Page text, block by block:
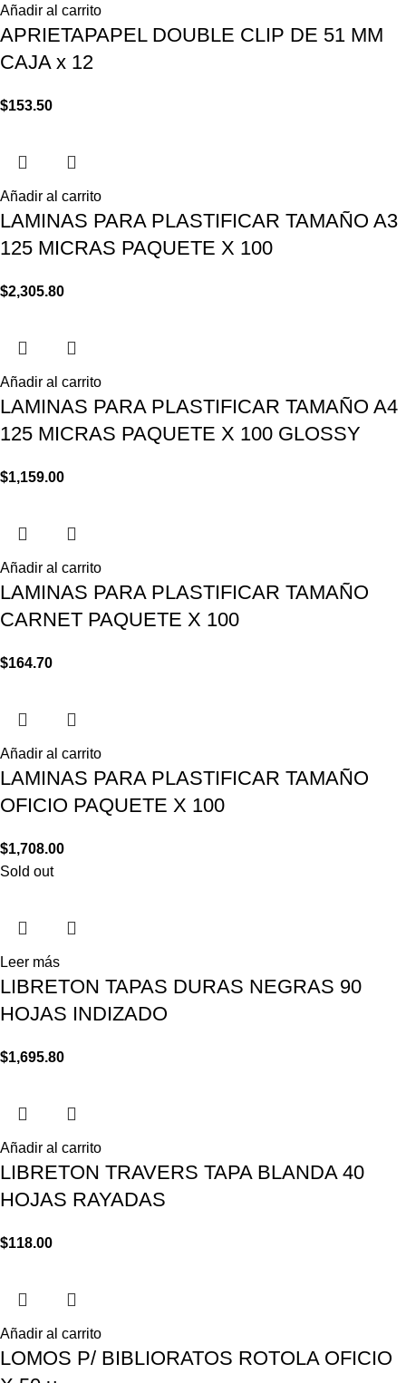
Añadir al carrito
APRIETAPAPEL DOUBLE CLIP DE 51 MM
CAJA x 12
$153.50
Añadir al carrito
LAMINAS PARA PLASTIFICAR TAMAÑO A3
125 MICRAS PAQUETE X 100
$2,305.80
Añadir al carrito
LAMINAS PARA PLASTIFICAR TAMAÑO A4
125 MICRAS PAQUETE X 100 GLOSSY
$1,159.00
Añadir al carrito
LAMINAS PARA PLASTIFICAR TAMAÑO
CARNET PAQUETE X 100
$164.70
Añadir al carrito
LAMINAS PARA PLASTIFICAR TAMAÑO
OFICIO PAQUETE X 100
$1,708.00
Sold out
Leer más
LIBRETON TAPAS DURAS NEGRAS 90
HOJAS INDIZADO
$1,695.80
Añadir al carrito
LIBRETON TRAVERS TAPA BLANDA 40
HOJAS RAYADAS
$118.00
Añadir al carrito
LOMOS P/ BIBLIORATOS ROTOLA OFICIO